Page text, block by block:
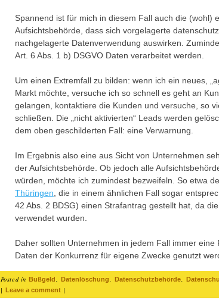
Spannend ist für mich in diesem Fall auch die (wohl)
Aufsichtsbehörde, dass sich vorgelagerte
nachgelagerte Datenverwendung auswirken.
Art. 6 Abs. 1 b) DSGVO Daten verarbeitet werden.
Um einen Extremfall zu bilden: wenn ich ein neues,
Markt möchte, versuche ich so schnell es geht an
gelangen, kontaktiere die Kunden und versuche, so
schließen. Die „nicht aktivierten“ Leads werden
dem oben geschilderten Fall: eine Verwarnung.
Im Ergebnis also eine aus Sicht von Unternehmen
der Aufsichtsbehörde. Ob jedoch alle
würden, möchte ich zumindest bezweifeln. So etwa
Thüringen , die in einem ähnlichen Fall sogar
42 Abs. 2 BDSG) einen Strafantrag gestellt hat, da
verwendet wurden.
Daher sollten Unternehmen in jedem Fall immer
Daten der Konkurrenz für eigene Zwecke genutzt
Posted in Bußgeld , Datenlöschung, Datenschutzbehörde,
| Leave a comment |